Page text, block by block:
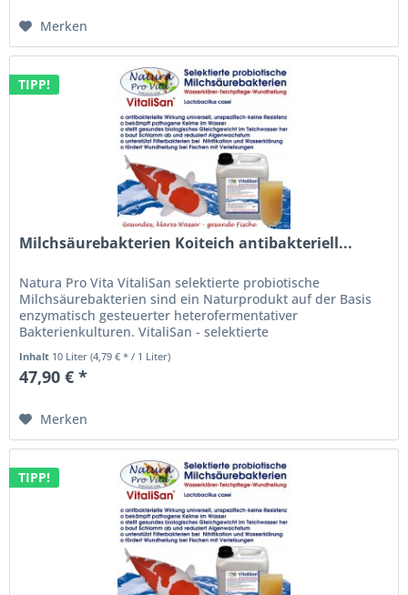
Merken
TIPP!
Milchsäurebakterien Koiteich antibakteriell...
Natura Pro Vita VitaliSan selektierte probiotische
Milchsäurebakterien sind ein Naturprodukt auf der Basis
enzymatisch gesteuerter heterofermentativer
Bakterienkulturen. VitaliSan - selektierte
Milchsäurebakterien (lactobacillus casei)...
Inhalt 10 Liter(4,79 € * / 1 Liter)
47,90 € *
Merken
TIPP!